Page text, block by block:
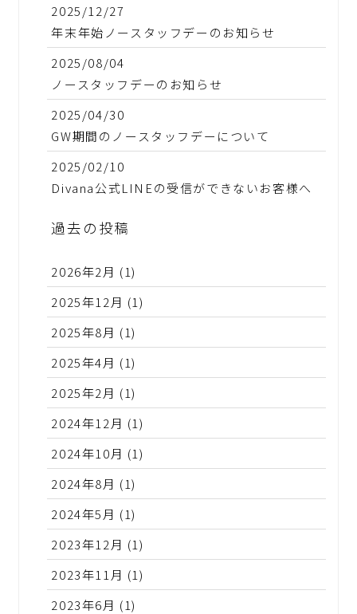
2025/12/27
年末年始ノースタッフデーのお知らせ
2025/08/04
ノースタッフデーのお知らせ
2025/04/30
GW期間のノースタッフデーについて
2025/02/10
Divana公式LINEの受信ができないお客様へ
過去の投稿
2026年2月 (1)
2025年12月 (1)
2025年8月 (1)
2025年4月 (1)
2025年2月 (1)
2024年12月 (1)
2024年10月 (1)
2024年8月 (1)
2024年5月 (1)
2023年12月 (1)
2023年11月 (1)
2023年6月 (1)